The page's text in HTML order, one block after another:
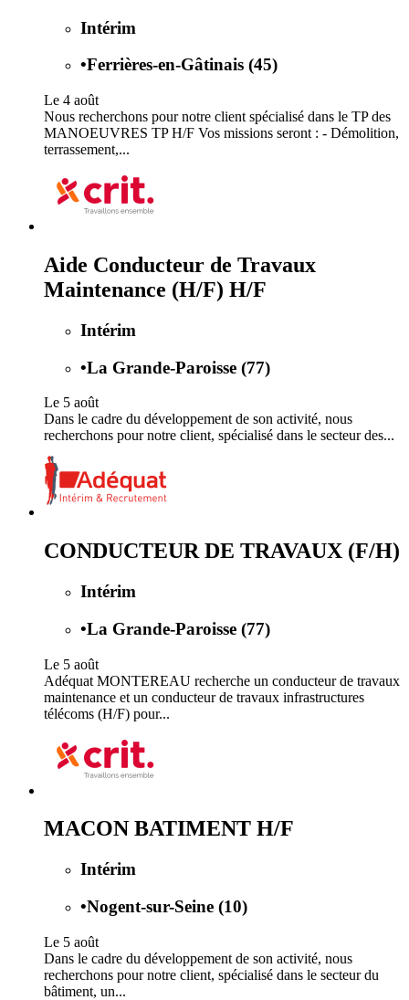
Intérim
•Ferrières-en-Gâtinais (45)
Le 4 août
Nous recherchons pour notre client spécialisé dans le TP des
MANOEUVRES TP H/F Vos missions seront : - Démolition,
terrassement,...
Aide Conducteur de Travaux
Maintenance (H/F) H/F
Intérim
•La Grande-Paroisse (77)
Le 5 août
Dans le cadre du développement de son activité, nous
recherchons pour notre client, spécialisé dans le secteur des...
CONDUCTEUR DE TRAVAUX (F/H)
Intérim
•La Grande-Paroisse (77)
Le 5 août
Adéquat MONTEREAU recherche un conducteur de travaux
maintenance et un conducteur de travaux infrastructures
télécoms (H/F) pour...
MACON BATIMENT H/F
Intérim
•Nogent-sur-Seine (10)
Le 5 août
Dans le cadre du développement de son activité, nous
recherchons pour notre client, spécialisé dans le secteur du
bâtiment, un...